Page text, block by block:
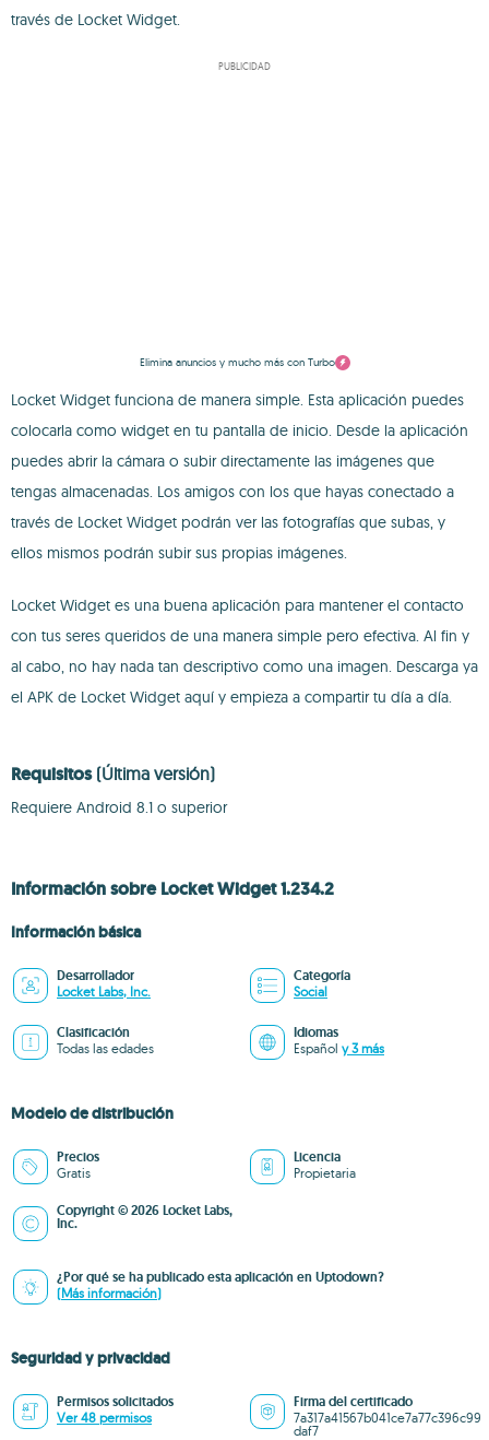
través de Locket Widget.
PUBLICIDAD
Elimina anuncios y mucho más con Turbo
Locket Widget funciona de manera simple. Esta aplicación puedes
colocarla como widget en tu pantalla de inicio. Desde la aplicación
puedes abrir la cámara o subir directamente las imágenes que
tengas almacenadas. Los amigos con los que hayas conectado a
través de Locket Widget podrán ver las fotografías que subas, y
ellos mismos podrán subir sus propias imágenes.
Locket Widget es una buena aplicación para mantener el contacto
con tus seres queridos de una manera simple pero efectiva. Al fin y
al cabo, no hay nada tan descriptivo como una imagen. Descarga ya
el APK de Locket Widget aquí y empieza a compartir tu día a día.
Requisitos (Última versión)
Requiere Android 8.1 o superior
Información sobre Locket Widget 1.234.2
Información básica
Desarrollador
Locket Labs, Inc.
Categoría
Social
Clasificación
Todas las edades
Idiomas
Español y 3 más
Modelo de distribución
Precios
Gratis
Licencia
Propietaria
Copyright © 2026 Locket Labs,
Inc.
¿Por qué se ha publicado esta aplicación en Uptodown?
(Más información)
Seguridad y privacidad
Permisos solicitados
Ver 48 permisos
Firma del certificado
7a317a41567b041ce7a77c396c99
daf7